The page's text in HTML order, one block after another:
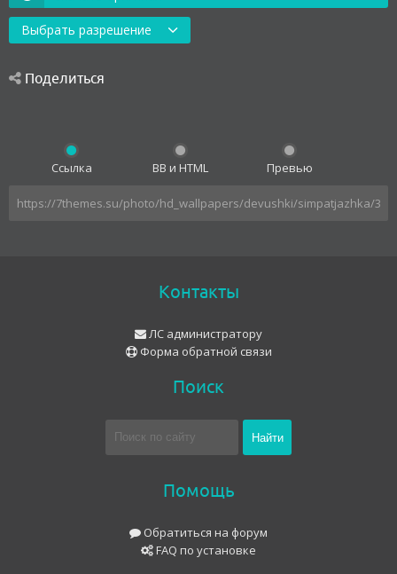
Выбрать разрешение
Поделиться
Ссылка BB и HTML Превью
Контакты
ЛС администратору
Форма обратной связи
Поиск
Помощь
Обратиться на форум
FAQ по установке